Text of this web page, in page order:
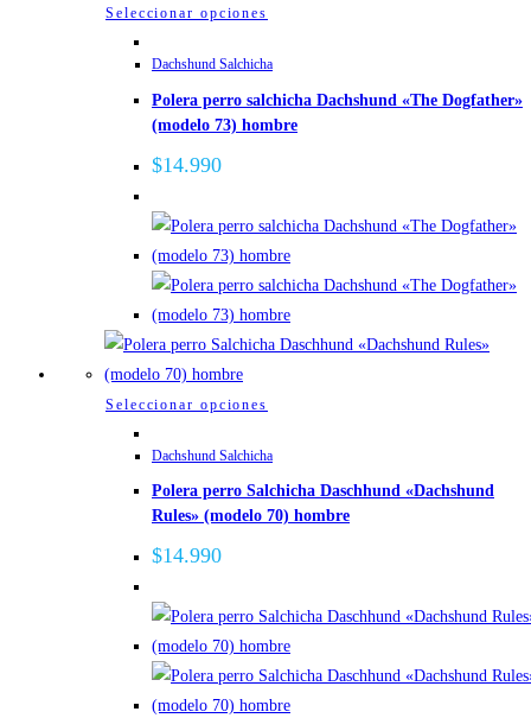
Seleccionar opciones
tiene
múltiples
variantes.
se
pueden
elegir
en
la
Dachshund Salchicha
Polera perro salchicha Dachshund «The Dogfather»
(modelo 73) hombre
$14.990
Seleccionar opciones
tiene
múltiples
variantes.
se
pueden
elegir
en
Dachshund Salchicha
Polera perro Salchicha Daschhund «Dachshund
Rules» (modelo 70) hombre
$14.990